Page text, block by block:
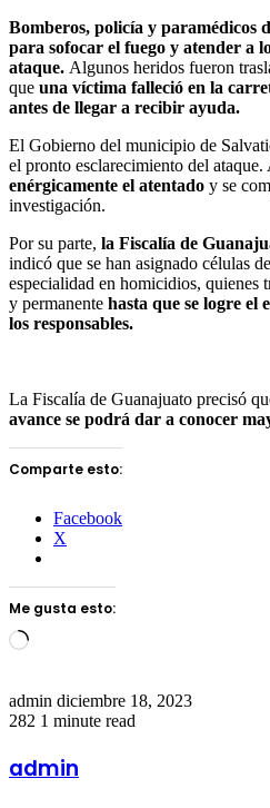
Bomberos, policía y paramédicos
para sofocar el fuego y atender a
ataque. Algunos heridos fueron
que una víctima falleció en la
antes de llegar a recibir ayuda.
El Gobierno del municipio de
el pronto esclarecimiento del ataque.
enérgicamente el atentado y se
investigación.
Por su parte, la Fiscalía de
indicó que se han asignado células
especialidad en homicidios, quienes
y permanente hasta que se logre el
los responsables.
La Fiscalía de Guanajuato precisó
avance se podrá dar a conocer
Comparte esto:
Facebook
X
Me gusta esto:
Loading…
admin Send
an
diciembre 18, 2023
282 1 minute read
admin